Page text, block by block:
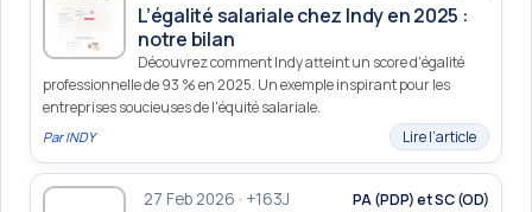
L’égalité salariale chez Indy en 2025 :
notre bilan
Découvrez comment Indy atteint un score d'égalité
professionnelle de 93 % en 2025. Un exemple inspirant pour les
entreprises soucieuses de l'équité salariale.
ParINDY Lire l’article
27 Feb 2026 · +163J PA (PDP) et SC (OD)